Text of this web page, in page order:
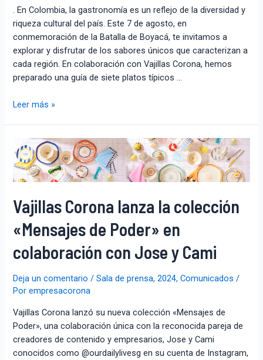
. En Colombia, la gastronomía es un reflejo de la diversidad y
riqueza cultural del país. Este 7 de agosto, en
conmemoración de la Batalla de Boyacá, te invitamos a
explorar y disfrutar de los sabores únicos que caracterizan a
cada región. En colaboración con Vajillas Corona, hemos
preparado una guía de siete platos típicos …
Leer más »
Vajillas Corona lanza la colección
«Mensajes de Poder» en
colaboración con Jose y Cami
Deja un comentario /Sala de prensa,2024,Comunicados /
Porempresacorona
Vajillas Corona lanzó su nueva colección «Mensajes de
Poder», una colaboración única con la reconocida pareja de
creadores de contenido y empresarios, Jose y Cami
conocidos como @ourdailylivesg en su cuenta de Instagram,